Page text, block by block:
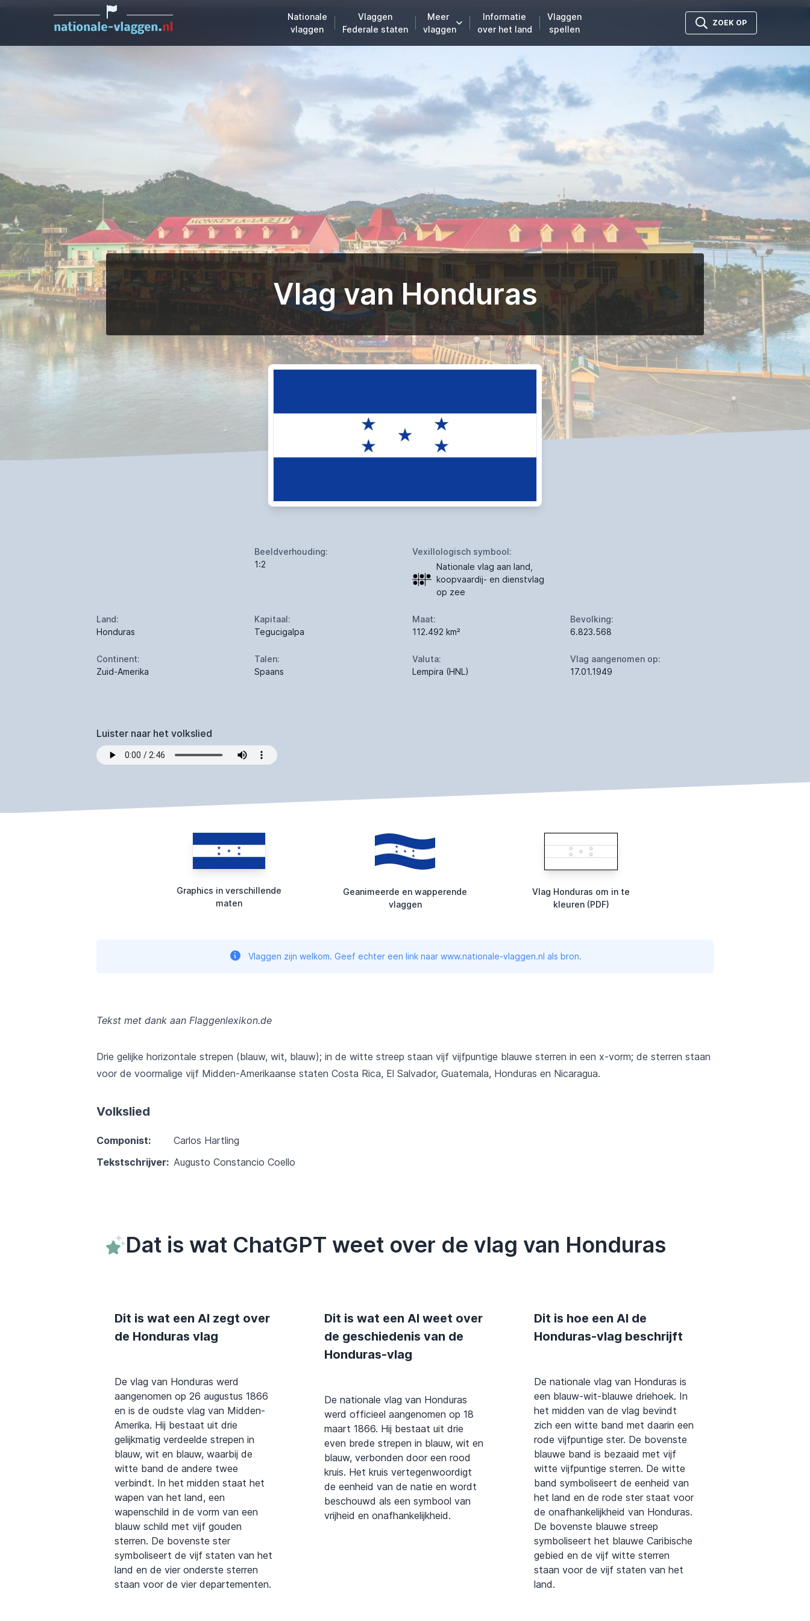
Nationale
vlaggen
Vlaggen
Federale staten
Meer
vlaggen
Informatie
over het land
Vlaggen
spellen
ZOEK OP
Vlag van Honduras
Beeldverhouding:
1:2
Vexillologisch symbool:
Nationale vlag aan land,
koopvaardij- en dienstvlag
op zee
Land:
Honduras
Kapitaal:
Tegucigalpa
Maat:
112.492 km²
Bevolking:
6.823.568
Continent:
Zuid-Amerika
Talen:
Spaans
Valuta:
Lempira (HNL)
Vlag aangenomen op:
17.01.1949
Luister naar het volkslied
Graphics in verschillende
maten
Geanimeerde en wapperende
vlaggen
Vlag Honduras om in te
kleuren (PDF)
Vlaggen zijn welkom. Geef echter een link naar www.nationale-vlaggen.nl als bron.
Tekst met dank aan Flaggenlexikon.de
Drie gelijke horizontale strepen (blauw, wit, blauw); in de witte streep staan vijf vijfpuntige blauwe sterren in een x-vorm; de sterren staan
voor de voormalige vijf Midden-Amerikaanse staten Costa Rica, El Salvador, Guatemala, Honduras en Nicaragua.
Volkslied
Componist:
Carlos Hartling
Tekstschrijver: Augusto Constancio Coello
Dat is wat ChatGPT weet over de vlag van Honduras
Dit is wat een AI zegt over
de Honduras vlag
De vlag van Honduras werd
aangenomen op 26 augustus 1866
en is de oudste vlag van Midden-
Amerika. Hij bestaat uit drie
gelijkmatig verdeelde strepen in
blauw, wit en blauw, waarbij de
witte band de andere twee
verbindt. In het midden staat het
wapen van het land, een
wapenschild in de vorm van een
blauw schild met vijf gouden
sterren. De bovenste ster
symboliseert de vijf staten van het
land en de vier onderste sterren
staan voor de vier departementen.
Dit is wat een AI weet over
de geschiedenis van de
Honduras-vlag
De nationale vlag van Honduras
werd officieel aangenomen op 18
maart 1866. Hij bestaat uit drie
even brede strepen in blauw, wit en
blauw, verbonden door een rood
kruis. Het kruis vertegenwoordigt
de eenheid van de natie en wordt
beschouwd als een symbool van
vrijheid en onafhankelijkheid.
Dit is hoe een AI de
Honduras-vlag beschrijft
De nationale vlag van Honduras is
een blauw-wit-blauwe driehoek. In
het midden van de vlag bevindt
zich een witte band met daarin een
rode vijfpuntige ster. De bovenste
blauwe band is bezaaid met vijf
witte vijfpuntige sterren. De witte
band symboliseert de eenheid van
het land en de rode ster staat voor
de onafhankelijkheid van Honduras.
De bovenste blauwe streep
symboliseert het blauwe Caribische
gebied en de vijf witte sterren
staan voor de vijf staten van het
land.